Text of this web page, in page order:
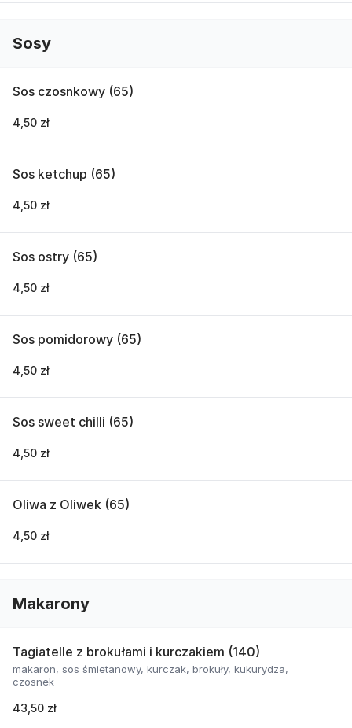
Sosy
Sos czosnkowy (65)
4,50 zł
Sos ketchup (65)
4,50 zł
Sos ostry (65)
4,50 zł
Sos pomidorowy (65)
4,50 zł
Sos sweet chilli (65)
4,50 zł
Oliwa z Oliwek (65)
4,50 zł
Makarony
Tagiatelle z brokułami i kurczakiem (140)
makaron, sos śmietanowy, kurczak, brokuły, kukurydza,
czosnek
43,50 zł